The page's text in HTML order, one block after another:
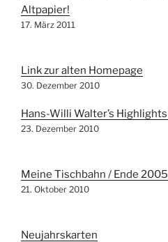
Altpapier!
17. März 2011
Link zur alten Homepage
30. Dezember 2010
Hans-Willi Walter’s
23. Dezember 2010
Meine Tischbahn / Ende 2005
21. Oktober 2010
Neujahrskarten